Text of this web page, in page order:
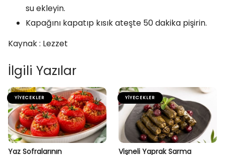
su ekleyin.
Kapağını kapatıp kısık ateşte 50 dakika pişirin.
Kaynak : Lezzet
İlgili Yazılar
YIYECEKLER
Yaz Sofralarının
YIYECEKLER
Vişneli Yaprak Sarma